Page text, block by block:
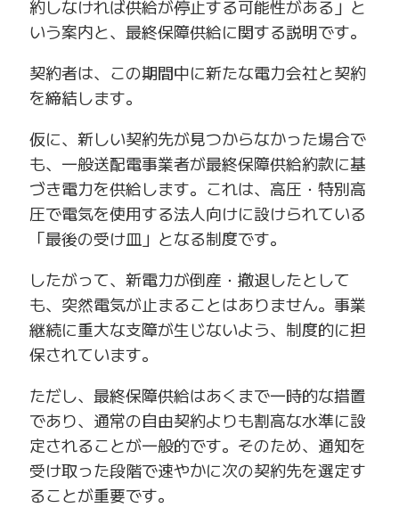
約しなければ供給が停止する可能性がある」と
いう案内と、最終保障供給に関する説明です。
契約者は、この期間中に新たな電力会社と契約
を締結します。
仮に、新しい契約先が見つからなかった場合で
も、一般送配電事業者が最終保障供給約款に基
づき電力を供給します。これは、高圧・特別高
圧で電気を使用する法人向けに設けられている
「最後の受け皿」となる制度です。
したがって、新電力が倒産・撤退したとして
も、突然電気が止まることはありません。事業
継続に重大な支障が生じないよう、制度的に担
保されています。
ただし、最終保障供給はあくまで一時的な措置
であり、通常の自由契約よりも割高な水準に設
定されることが一般的です。そのため、通知を
受け取った段階で速やかに次の契約先を選定す
ることが重要です。